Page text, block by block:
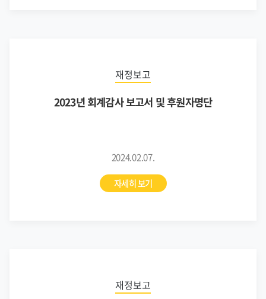
재정보고
2023년 회계감사 보고서 및 후원자명단
2024.02.07.
자세히 보기
재정보고